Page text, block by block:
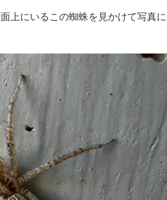
上にいるこの蜘蛛を見かけて写真に